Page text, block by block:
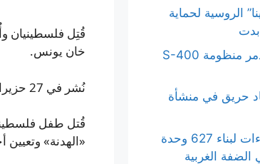
قُتِل فلسطينيان
خان يونس.
نُشر في 27 حزيران 2026
قُتل طفل
«الهدنة»
الروسية لحماية
بدت
مسيّرات أوكرانية تدمر منظومة S-400
حريق في منشأة
إسرائيل تطرح عطاءات لبناء 627 وحدة
الغربية